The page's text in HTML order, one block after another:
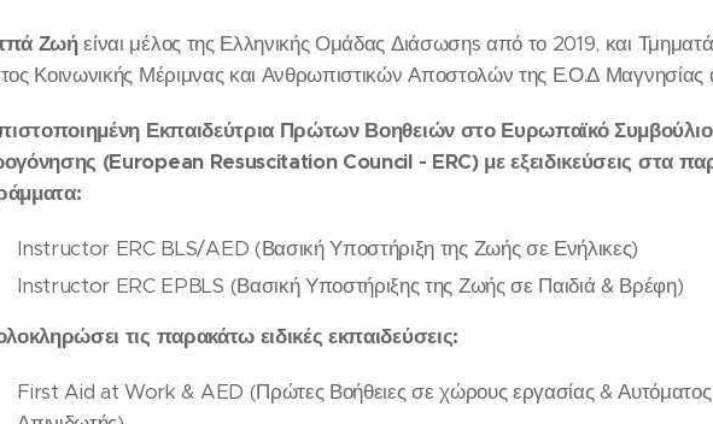
Ζωήείναι μέλος της Ελληνικής Ομάδας Διάσωσηs από το 2019, και
Κοινωνικής Μέριμνας και Ανθρωπιστικών Αποστολών της Ε.Ο.Δ Μαγνησίας
πιστοποιημένη Εκπαιδεύτρια Πρώτων Βοηθειών στο Ευρωπαϊκό Συμβούλιο
(European Resuscitation Council - ERC) με εξειδικεύσεις στα
Instructor ERC BLS/AED (Βασική Υποστήριξη της Ζωής σε Ενήλικες)
Instructor ERC EPBLS (Βασική Υποστήριξης της Ζωής σε Παιδιά & Βρέφη)
τις παρακάτω ειδικές εκπαιδεύσεις:
First Aid at Work & AED (Πρώτες Βοήθειες σε χώρους εργασίας & Αυτόματος